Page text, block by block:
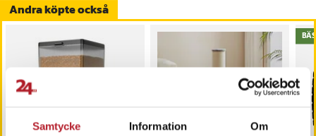
Samtycke Information Om
Andra köpte också